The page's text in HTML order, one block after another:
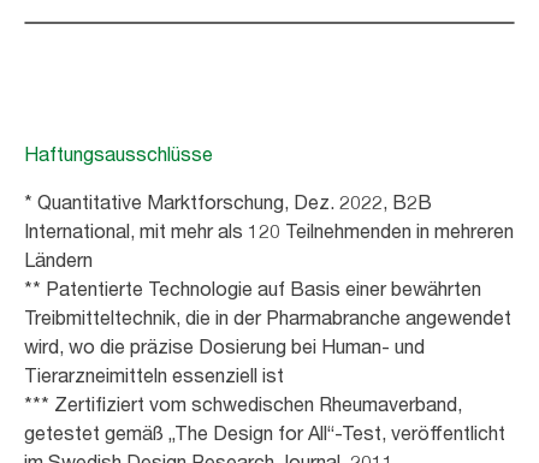
Haftungsausschlüsse
* Quantitative Marktforschung, Dez. 2022, B2B
International, mit mehr als 120 Teilnehmenden in mehreren
Ländern
** Patentierte Technologie auf Basis einer bewährten
Treibmitteltechnik, die in der Pharmabranche angewendet
wird, wo die präzise Dosierung bei Human- und
Tierarzneimitteln essenziell ist
*** Zertifiziert vom schwedischen Rheumaverband,
getestet gemäß „The Design for All“-Test, veröffentlicht